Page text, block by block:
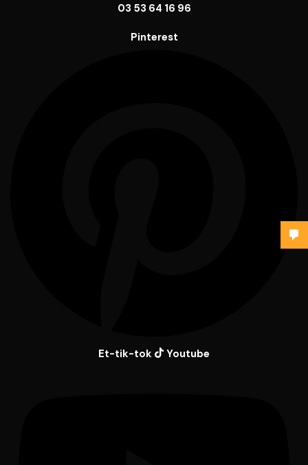
03 53 64 16 96
Pinterest
Et-tik-tok Youtube